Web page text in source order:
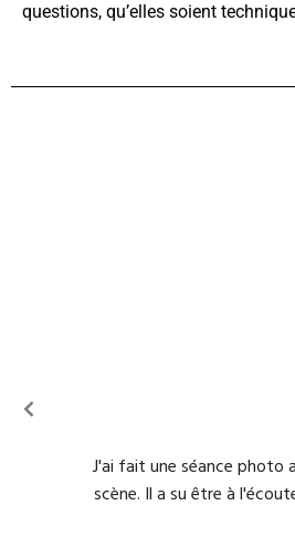
questions, qu’elles soient
J'ai fait une séance photo
scène. Il a su être à